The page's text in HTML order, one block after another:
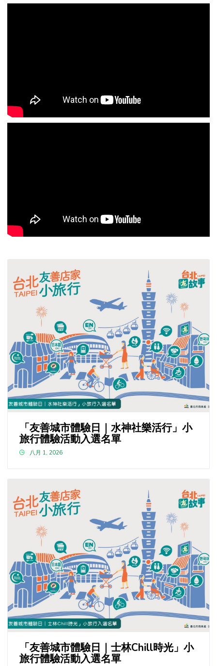
「友善城市體驗日｜水神社樂活行」小
旅行體驗活動入選名單
八月 1, 2026
「友善城市體驗日｜士林Chill時光」小
旅行體驗活動入選名單